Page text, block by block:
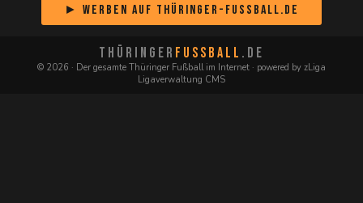
► Werben auf Thüringer-Fussball.de
THÜRINGER FUSSBALL .DE
© 2026 · Der gesamte Thüringer Fußball im Internet · powered by zLiga
Ligaverwaltung CMS